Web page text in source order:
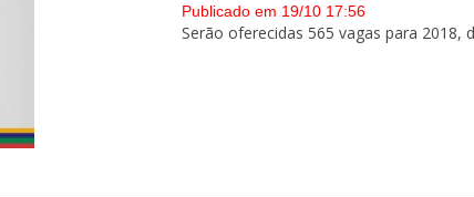
Publicado em 19/10 17:56
Serão oferecidas 565 vagas para 2018,